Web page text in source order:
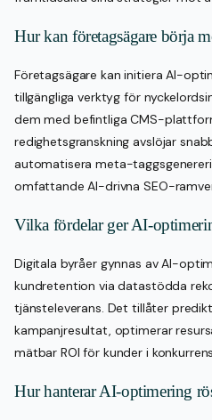
Hur kan företagsägare börja
Företagsägare kan initiera AI-
tillgängliga verktyg för
dem med befintliga CMS-
redighetsgranskning avslöjar
automatisera meta-
omfattande AI-drivna SEO-
Vilka fördelar ger AI-
Digitala byråer gynnas av AI-
kundretention via datastödda
tjänsteleverans. Det tillåter
kampanjresultat, optimerar
mätbar ROI för kunder i
Hur hanterar AI-optimering